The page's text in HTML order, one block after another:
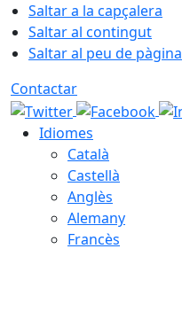
Saltar a la capçalera
Saltar al contingut
Saltar al peu de pàgina
Contactar
Idiomes
Català
Castellà
Anglès
Alemany
Francès